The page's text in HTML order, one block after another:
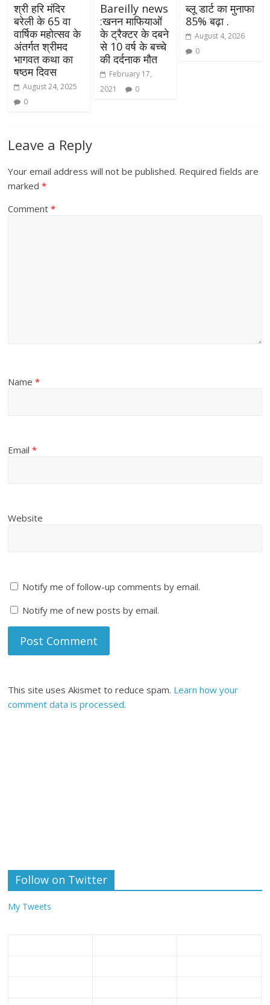
श्री हरि मंदिर
बरेली के 65 वा
वार्षिक महोत्सव के
अंतर्गत श्रीमद
भागवत कथा का
षष्ठम दिवस
August 24, 2025
0
Bareilly news
:खनन माफियाओं
के ट्रैक्टर के दबने
से 10 वर्ष के बच्चे
की दर्दनाक मौत
February 17,
2021
0
ब्लू डार्ट का मुनाफा
85% बढ़ा .
August 4, 2026
0
Leave a Reply
Your email address will not be published. Required fields are
marked*
Comment*
Name*
Email*
Website
Notify me of follow-up comments by email.
Notify me of new posts by email.
This site uses Akismet to reduce spam. Learn how your
comment data is processed.
Follow on Twitter
My Tweets